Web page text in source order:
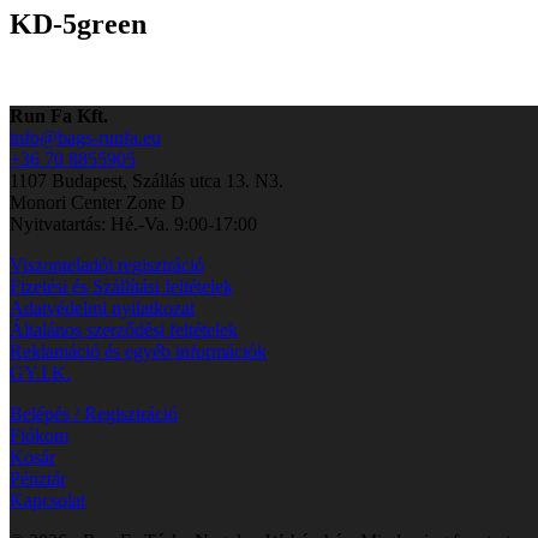
KD-5green
Run Fa Kft.
info@bags-runfa.eu
+36 70 8855905
1107 Budapest, Szállás utca 13. N3.
Monori Center Zone D
Nyitvatartás: Hé.-Va. 9:00-17:00
Viszonteladói regisztráció
Fizetési és Szállítási feltételek
Adatvédelmi nyilatkozat
Általános szerződési feltételek
Reklamáció és egyéb információk
GY.I.K.
Belépés / Regisztráció
Fiókom
Kosár
Pénztár
Kapcsolat